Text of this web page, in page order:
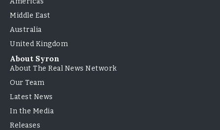
Middle East
Australia
United Kingdom
About Syron
About The Real News Network
Our Team
Latest News
In the Media
Releases